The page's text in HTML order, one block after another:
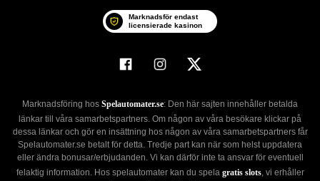
Marknadsför endast
licensierade kasinon
Marknadsföring hos Spelautomater.se: Den här sajten innehåller betalda
länkar till våra samarbetspartners. Om någon av våra besökare klickar på
dessa länkar och gör en insättning hos någon av våra samarbetspartners får
Spelautomater.se betalt för detta. Tredje part kan när som helst uppdatera
eller ändra bonusar/erbjudanden. Vi kan därför inte ta ansvar för eventuell
felaktig information. Hos spelautomater kan du spela gratis slots, vi erhåller